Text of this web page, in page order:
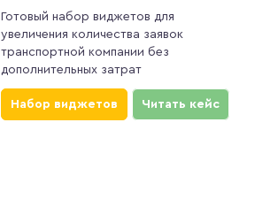
Готовый набор виджетов для
увеличения количества заявок
транспортной компании без
дополнительных затрат
Набор виджетов Читать кейс